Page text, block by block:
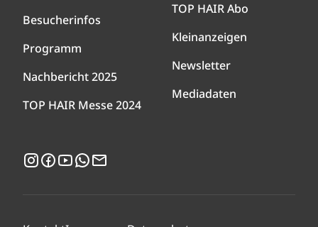
Besucherinfos
Programm
Nachbericht 2025
TOP HAIR Messe 2024
TOP HAIR Abo
Kleinanzeigen
Newsletter
Mediadaten
Instagram
Facebook
YouTubeWhatsApp